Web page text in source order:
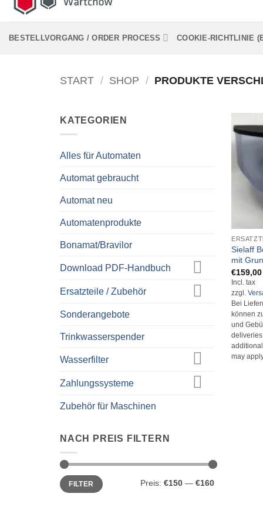
BESTELLVORGANG / ORDER PROCESS COOKIE-RICHTLINIE
START / SHOP / PRODUKTE
KATEGORIEN
Alles für Automaten
Automat gebraucht
Automat neu
Automatenprodukte
Bonamat/Bravilor
Download PDF-Handbuch
Ersatzteile / Zubehör
Sonderangebote
Trinkwasserspender
Wasserfilter
Zahlungssysteme
Zubehör für Maschinen
NACH PREIS FILTERN
Min.
Preis
Max.
PreisFILTER Preis: €150— €160
Sielaff
mit
€159,00
Incl. tax
zzgl.
Bei
können
und
deliveries
may